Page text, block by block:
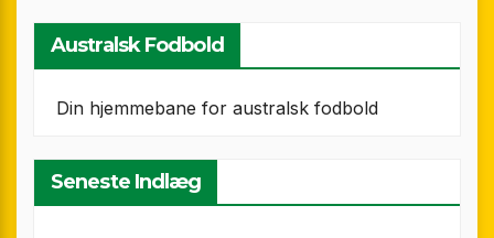
Australsk Fodbold
Din hjemmebane for australsk fodbold
Seneste Indlæg